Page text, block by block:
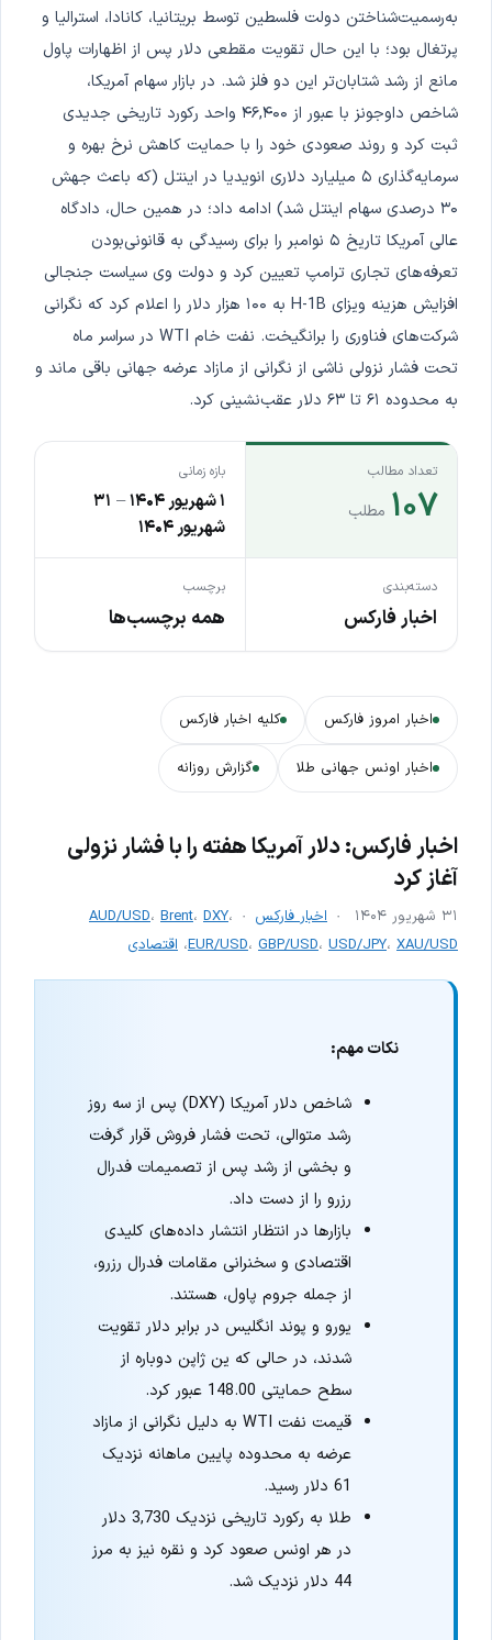
به‌رسمیت‌شناختن دولت فلسطین توسط بریتانیا، کانادا، استرالیا و
پرتغال بود؛ با این حال تقویت مقطعی دلار پس از اظهارات پاول
مانع از رشد شتابان‌تر این دو فلز شد. در بازار سهام آمریکا،
شاخص داوجونز با عبور از ۴۶,۴۰۰ واحد رکورد تاریخی جدیدی
ثبت کرد و روند صعودی خود را با حمایت کاهش نرخ بهره و
سرمایه‌گذاری ۵ میلیارد دلاری انویدیا در اینتل (که باعث جهش
۳۰ درصدی سهام اینتل شد) ادامه داد؛ در همین حال، دادگاه
عالی آمریکا تاریخ ۵ نوامبر را برای رسیدگی به قانونی‌بودن
تعرفه‌های تجاری ترامپ تعیین کرد و دولت وی سیاست جنجالی
افزایش هزینه ویزای H-1B به ۱۰۰ هزار دلار را اعلام کرد که نگرانی
شرکت‌های فناوری را برانگیخت. نفت خام WTI در سراسر ماه
تحت فشار نزولی ناشی از نگرانی از مازاد عرضه جهانی باقی ماند و
به محدوده ۶۱ تا ۶۳ دلار عقب‌نشینی کرد.
تعداد مطالب
۱۰۷ مطلب
بازه زمانی
۱ شهریور ۱۴۰۴ – ۳۱
شهریور ۱۴۰۴
دسته‌بندی
اخبار فارکس
برچسب
همه برچسب‌ها
اخبار امروز فارکس کلیه اخبار فارکس
اخبار اونس جهانی طلا گزارش روزانه
اخبار فارکس: دلار آمریکا هفته را با فشار نزولی
آغاز کرد
۳۱ شهریور ۱۴۰۴ اخبار فارکس AUD/USD، Brent، DXY،
EUR/USD، GBP/USD، USD/JPY، XAU/USD ، اقتصادی
نکات مهم:
شاخص دلار آمریکا (DXY) پس از سه روز
رشد متوالی، تحت فشار فروش قرار گرفت
و بخشی از رشد پس از تصمیمات فدرال
رزرو را از دست داد.
بازارها در انتظار انتشار داده‌های کلیدی
اقتصادی و سخنرانی مقامات فدرال رزرو،
از جمله جروم پاول، هستند.
یورو و پوند انگلیس در برابر دلار تقویت
شدند، در حالی که ین ژاپن دوباره از
سطح حمایتی 148.00 عبور کرد.
قیمت نفت WTI به دلیل نگرانی از مازاد
عرضه به محدوده پایین ماهانه نزدیک
61 دلار رسید.
طلا به رکورد تاریخی نزدیک 3,730 دلار
در هر اونس صعود کرد و نقره نیز به مرز
44 دلار نزدیک شد.